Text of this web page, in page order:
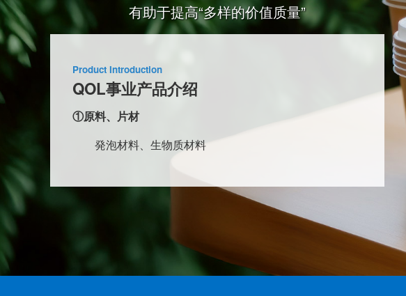
有助于提高“多样的价值质量”
Product Introduction
QOL事业产品介绍
①原料、片材
発泡材料、生物质材料